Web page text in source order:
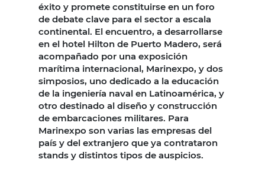
éxito y promete constituirse en un foro
de debate clave para el sector a escala
continental. El encuentro, a desarrollarse
en el hotel Hilton de Puerto Madero, será
acompañado por una exposición
marítima internacional, Marinexpo, y dos
simposios, uno dedicado a la educación
de la ingeniería naval en Latinoamérica, y
otro destinado al diseño y construcción
de embarcaciones militares. Para
Marinexpo son varias las empresas del
país y del extranjero que ya contrataron
stands y distintos tipos de auspicios.